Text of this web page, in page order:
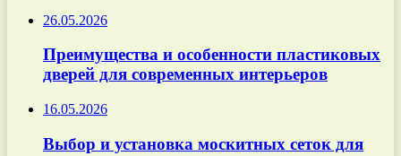
26.05.2026
Преимущества и особенности пластиковых
дверей для современных интерьеров
16.05.2026
Выбор и установка москитных сеток для